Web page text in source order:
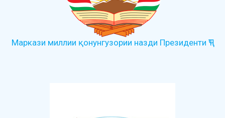
Маркази миллии қонунгузории назди Президенти ҶТ